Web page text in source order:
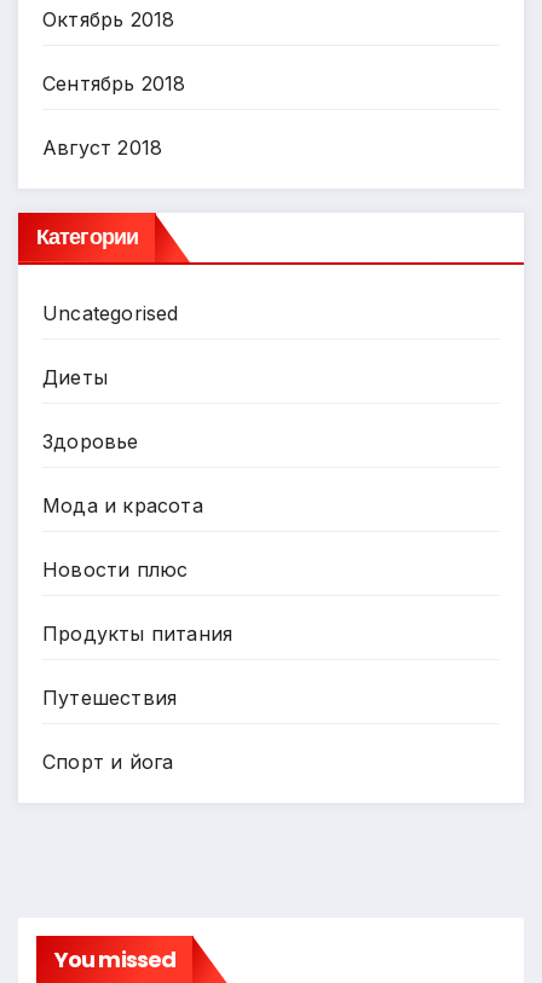
Октябрь 2018
Сентябрь 2018
Август 2018
Категории
Uncategorised
Диеты
Здоровье
Мода и красота
Новости плюс
Продукты питания
Путешествия
Спорт и йога
You missed